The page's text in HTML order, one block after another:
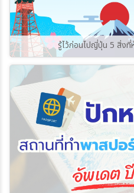
รู้ไว้ก่อนไปญี่ปุ่น 5 สิ่งที่